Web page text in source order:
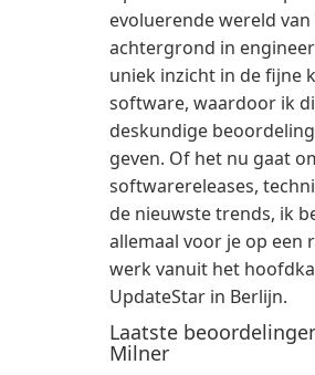
evoluerende wereld
achtergrond in
uniek inzicht in de fijne
software, waardoor ik
deskundige
geven. Of het nu gaat
softwarereleases,
de nieuwste trends, ik
allemaal voor je op een
werk vanuit het
UpdateStar in Berlijn.
Laatste
Milner